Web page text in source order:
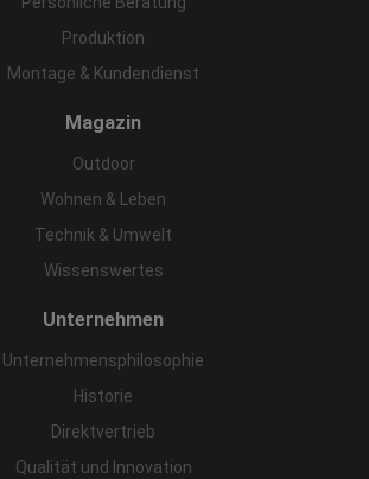
Produktion
Montage & Kundendienst
Magazin
Outdoor
Wohnen & Leben
Technik & Umwelt
Wissenswertes
Unternehmen
Unternehmensphilosophie
Historie
Direktvertrieb
Qualität und Innovation